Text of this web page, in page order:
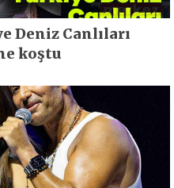
Deniz Canlıları
koştu